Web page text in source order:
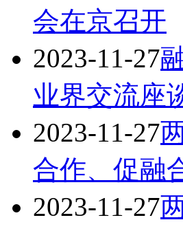
会在京召开
2023-11-27
业界交流座
2023-11-27
合作、促融
2023-11-27